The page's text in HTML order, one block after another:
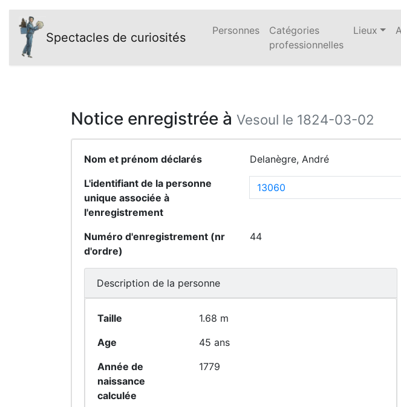
Spectacles de curiosités Personnes
Catégories
professionnelles
Lieux
Notice enregistrée à Vesoul le 1824-03-02
Nom et prénom déclarés
Delanègre, André
L'identifiant de la personne
unique associée à
l'enregistrement
13060
Numéro d'enregistrement (nr
d'ordre)
44
Description de la personne
Taille
1.68 m
Age
45 ans
Année de
naissance
calculée
1779